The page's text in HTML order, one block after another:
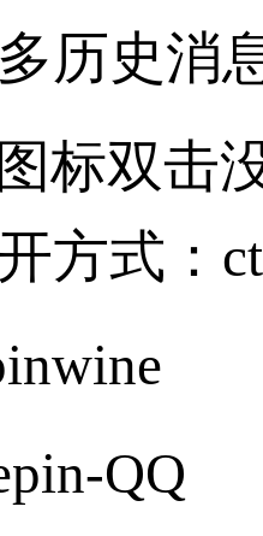
历史消
标双击
开方式：
QQ